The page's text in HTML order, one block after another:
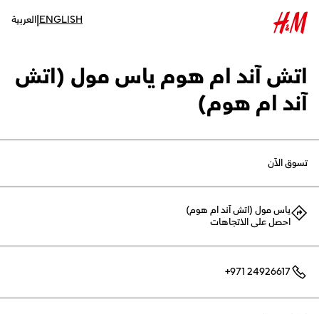
ENGLISH
|العربية
اتش آند ام هوم ياس مول (اتش
آند ام هوم)
تسوق الآن
ياس مول (اتش آند ام هوم)
احصل على الاتجاهات
+971 24926617